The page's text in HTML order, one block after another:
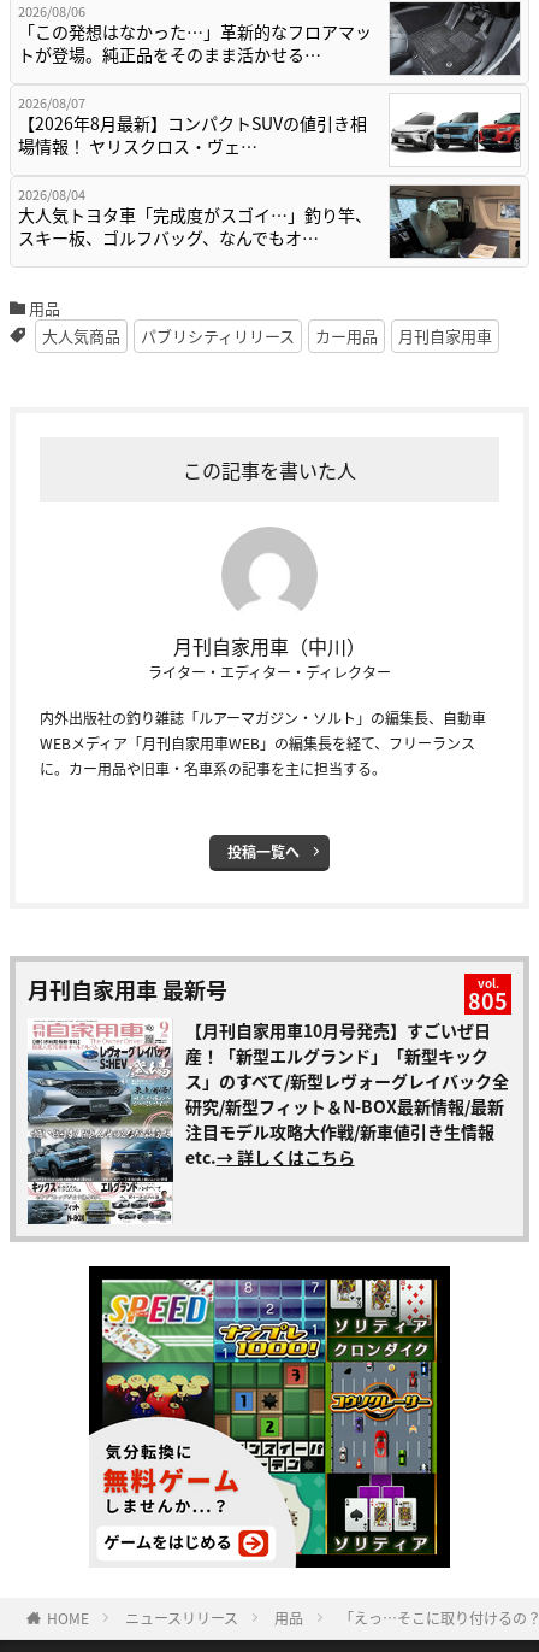
2026/08/06
「この発想はなかった…」革新的なフロアマッ
トが登場。純正品をそのまま活かせる…
2026/08/07
【2026年8月最新】コンパクトSUVの値引き相
場情報！ ヤリスクロス・ヴェ…
2026/08/04
大人気トヨタ車「完成度がスゴイ…」釣り竿、
スキー板、ゴルフバッグ、なんでもオ…
用品
大人気商品
パブリシティリリース カー用品 月刊自家用車
この記事を書いた人
月刊自家用車（中川）
ライター・エディター・ディレクター
内外出版社の釣り雑誌「ルアーマガジン・ソルト」の編集長、自動車
WEBメディア「月刊自家用車WEB」の編集長を経て、フリーランス
に。カー用品や旧車・名車系の記事を主に担当する。
投稿一覧へ
月刊自家用車 最新号 vol.
805
【月刊自家用車10月号発売】すごいぜ日
産！「新型エルグランド」「新型キック
ス」のすべて/新型レヴォーグレイバック全
研究/新型フィット＆N-BOX最新情報/最新
注目モデル攻略大作戦/新車値引き生情報
etc.→ 詳しくはこちら
HOME ニュースリリース 用品 「えっ…そこに取り付けるの